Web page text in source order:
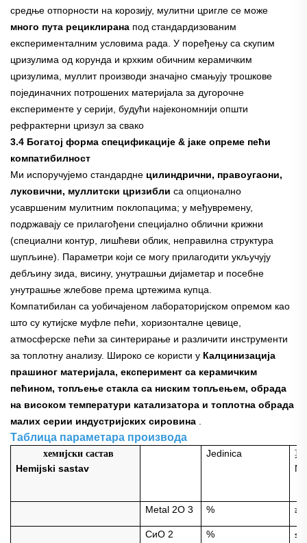
средње отпорности на корозију, мулитни цригле се може
много пута рециклирана под стандардизованим
експерименталним условима рада. У поређењу са скупим
цризулима од корунда и крхким обичним керамичким
цризулима, муллит производи значајно смањују трошкове
појединачних потрошених материјала за дугорочне
експерименте у серији, будући најекономнији општи
рефрактерни цризул за свако
3.4 Богатој форма спецификације & јаке опреме пећи
компатибилност
Ми испоручујемо стандардне цилиндрични, правоугаони,
луковични, муллитски цризибли са опционално
усавршеним мулитним поклопацима; у међувремену,
подржавају се прилагођени специјално облични крижни
(специални контур, лишћеви облик, неправилна структура
шупљине). Параметри који се могу прилагодити укључују
дебљину зида, висину, унутрашњи дијаметар и посебне
унутрашње жлебове према цртежима купца.
Компатибилан са уобичајеном лабораторијском опремом као
што су кутијске муфле пећи, хоризонталне цевице,
атмосферске пећи за синтерирање и различити инструменти
за топлотну анализу. Широко се користи у Калцинизација
прашиног материјала, експеримент са керамичким
пећином, топљење стакла са ниским топљењем, обрада
на високом температури катализатора и топлотна обрада
малих серии индустријских сировина
Таблица параметара производа
хемијски састав
Hemijski sastav
Jedinica 莫
Metal 2O3 %
СиО 2 %